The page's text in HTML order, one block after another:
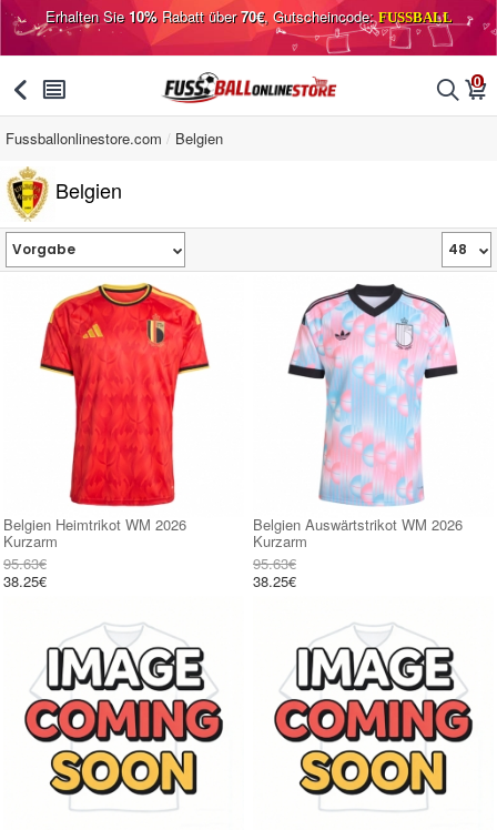
Erhalten Sie10%Rabatt über70€, Gutscheincode:FUSSBALL
󰅯 󰂩 󰂨 0
󰃦
Fussballonlinestore.com Belgien
Belgien
Belgien Heimtrikot WM 2026
Kurzarm
95.63€
38.25€
Belgien Auswärtstrikot WM 2026
Kurzarm
95.63€
38.25€